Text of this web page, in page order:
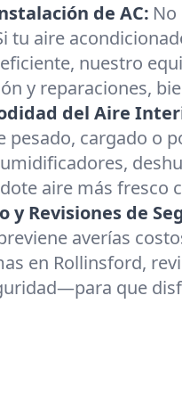
de AC:
tu aire
nuestro
y reparaciones,
del Aire
pesado, cargado o
aire más fresco
Revisiones de
averías
en Rollinsford,
que